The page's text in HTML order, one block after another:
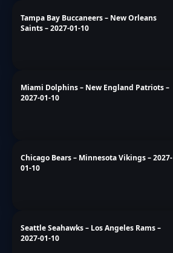
Tampa Bay Buccaneers – New Orleans
Saints – 2027-01-10
Miami Dolphins – New England Patriots –
2027-01-10
Chicago Bears – Minnesota Vikings – 2027-
01-10
Seattle Seahawks – Los Angeles Rams –
2027-01-10